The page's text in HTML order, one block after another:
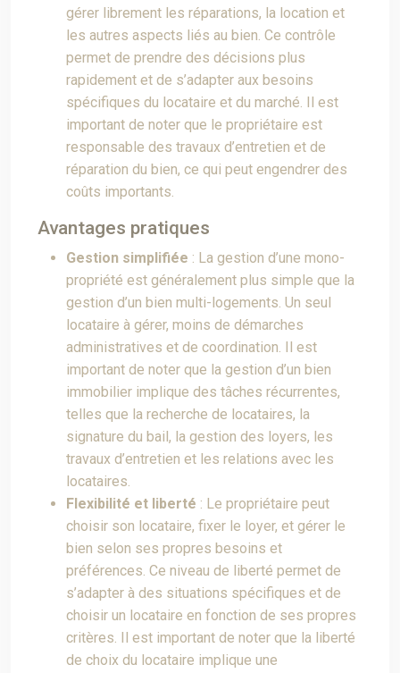
gérer librement les réparations, la location et
les autres aspects liés au bien. Ce contrôle
permet de prendre des décisions plus
rapidement et de s’adapter aux besoins
spécifiques du locataire et du marché. Il est
important de noter que le propriétaire est
responsable des travaux d’entretien et de
réparation du bien, ce qui peut engendrer des
coûts importants.
Avantages pratiques
Gestion simplifiée : La gestion d’une mono-
propriété est généralement plus simple que la
gestion d’un bien multi-logements. Un seul
locataire à gérer, moins de démarches
administratives et de coordination. Il est
important de noter que la gestion d’un bien
immobilier implique des tâches récurrentes,
telles que la recherche de locataires, la
signature du bail, la gestion des loyers, les
travaux d’entretien et les relations avec les
locataires.
Flexibilité et liberté : Le propriétaire peut
choisir son locataire, fixer le loyer, et gérer le
bien selon ses propres besoins et
préférences. Ce niveau de liberté permet de
s’adapter à des situations spécifiques et de
choisir un locataire en fonction de ses propres
critères. Il est important de noter que la liberté
de choix du locataire implique une